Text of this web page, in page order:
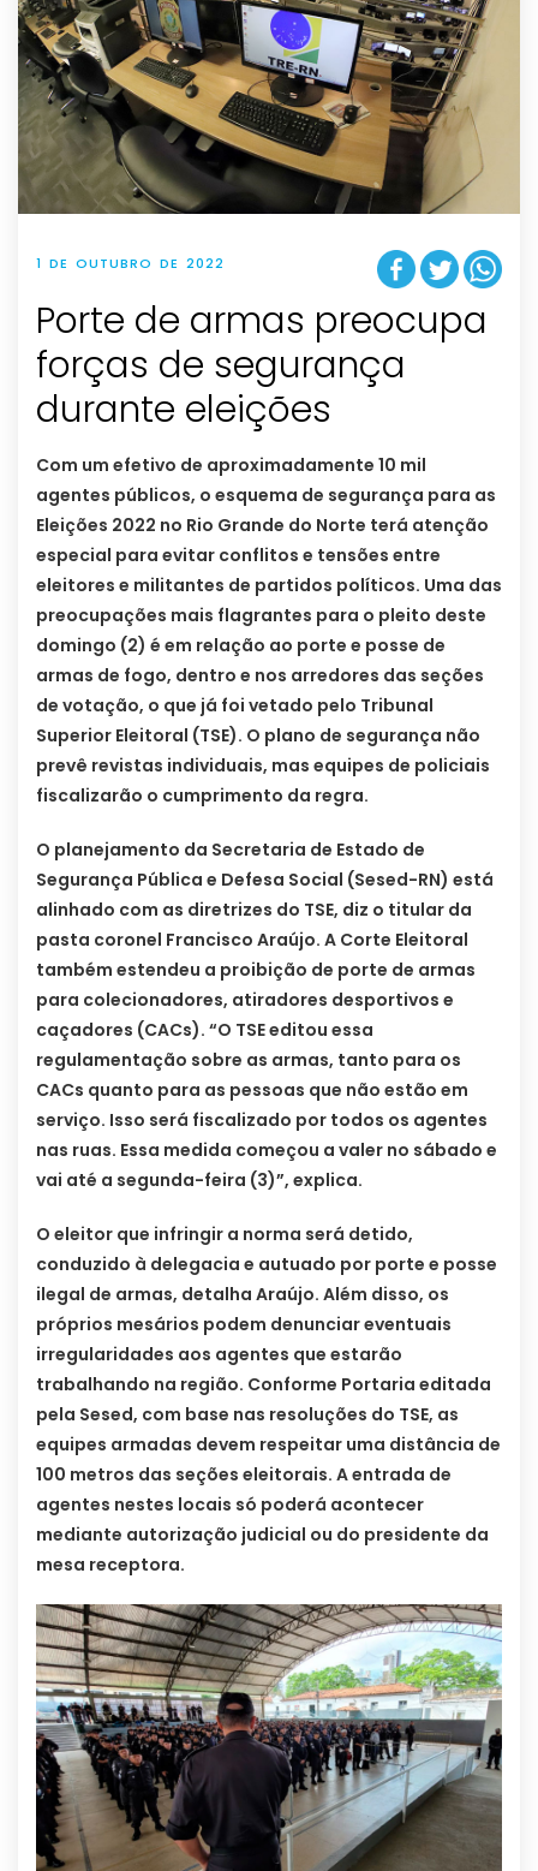
1 DE OUTUBRO DE 2022
Porte de armas preocupa
forças de segurança
durante eleições
Com um efetivo de aproximadamente 10 mil
agentes públicos, o esquema de segurança para as
Eleições 2022 no Rio Grande do Norte terá atenção
especial para evitar conflitos e tensões entre
eleitores e militantes de partidos políticos. Uma das
preocupações mais flagrantes para o pleito deste
domingo (2) é em relação ao porte e posse de
armas de fogo, dentro e nos arredores das seções
de votação, o que já foi vetado pelo Tribunal
Superior Eleitoral (TSE). O plano de segurança não
prevê revistas individuais, mas equipes de policiais
fiscalizarão o cumprimento da regra.
O planejamento da Secretaria de Estado de
Segurança Pública e Defesa Social (Sesed-RN) está
alinhado com as diretrizes do TSE, diz o titular da
pasta coronel Francisco Araújo. A Corte Eleitoral
também estendeu a proibição de porte de armas
para colecionadores, atiradores desportivos e
caçadores (CACs). “O TSE editou essa
regulamentação sobre as armas, tanto para os
CACs quanto para as pessoas que não estão em
serviço. Isso será fiscalizado por todos os agentes
nas ruas. Essa medida começou a valer no sábado e
vai até a segunda-feira (3)”, explica.
O eleitor que infringir a norma será detido,
conduzido à delegacia e autuado por porte e posse
ilegal de armas, detalha Araújo. Além disso, os
próprios mesários podem denunciar eventuais
irregularidades aos agentes que estarão
trabalhando na região. Conforme Portaria editada
pela Sesed, com base nas resoluções do TSE, as
equipes armadas devem respeitar uma distância de
100 metros das seções eleitorais. A entrada de
agentes nestes locais só poderá acontecer
mediante autorização judicial ou do presidente da
mesa receptora.